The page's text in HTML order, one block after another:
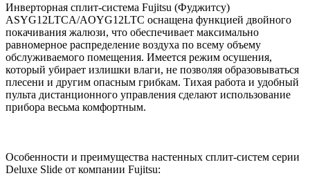
Инверторная сплит-система Fujitsu (Фуджитсу)
ASYG12LTCA/AOYG12LTC оснащена функцией двойного
покачивания жалюзи, что обеспечивает максимально
равномерное распределение воздуха по всему объему
обслуживаемого помещения. Имеется режим осушения,
который убирает излишки влаги, не позволяя образовываться
плесени и другим опасным грибкам. Тихая работа и удобный
пульта дистанционного управления сделают использование
прибора весьма комфортным.
Особенности и преимущества настенных сплит-систем серии
Deluxe Slide от компании Fujitsu: